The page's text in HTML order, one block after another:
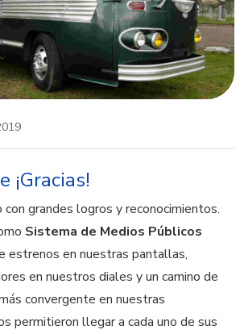
¡Gracias!
con grandes logros y reconocimientos.
Sistema de Medios Públicos
estrenos en nuestras pantallas,
en nuestros diales y un camino de
convergente en nuestras
permitieron llegar a cada uno de sus